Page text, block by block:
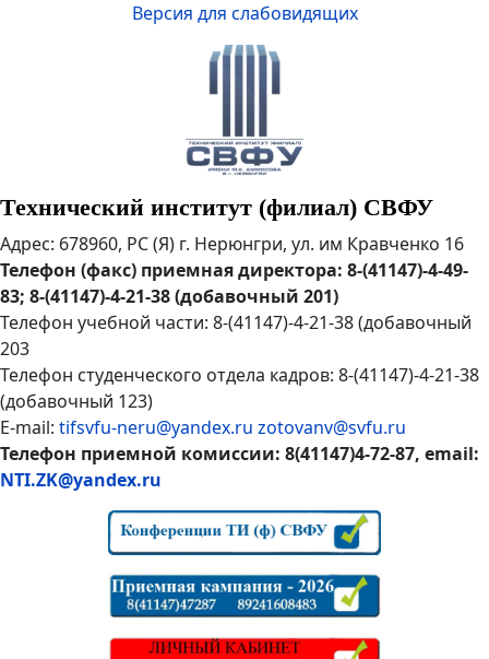
Версия для слабовидящих
Технический институт (филиал) СВФУ
Адрес: 678960, РС (Я) г. Нерюнгри, ул. им Кравченко 16
Телефон (факс) приемная директора: 8-(41147)-4-49-
83; 8-(41147)-4-21-38 (добавочный 201)
Телефон учебной части: 8-(41147)-4-21-38 (добавочный
203
Телефон студенческого отдела кадров: 8-(41147)-4-21-38
(добавочный 123)
E-mail: tifsvfu-neru@yandex.ru zotovanv@svfu.ru
Телефон приемной комиссии: 8(41147)4-72-87, email:
NTI.ZK@yandex.ru